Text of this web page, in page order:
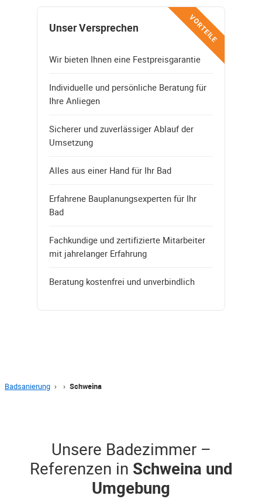
VORTEILE
Unser Versprechen
Wir bieten Ihnen eine Festpreisgarantie
Individuelle und persönliche Beratung für
Ihre Anliegen
Sicherer und zuverlässiger Ablauf der
Umsetzung
Alles aus einer Hand für Ihr Bad
Erfahrene Bauplanungsexperten für Ihr
Bad
Fachkundige und zertifizierte Mitarbeiter
mit jahrelanger Erfahrung
Beratung kostenfrei und unverbindlich
Badsanierung › › Schweina
Unsere Badezimmer –
Referenzen in Schweina und
Umgebung